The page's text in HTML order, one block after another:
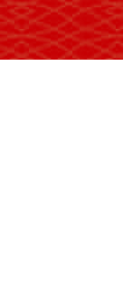
节目是河南最高水
山东省推荐的《农